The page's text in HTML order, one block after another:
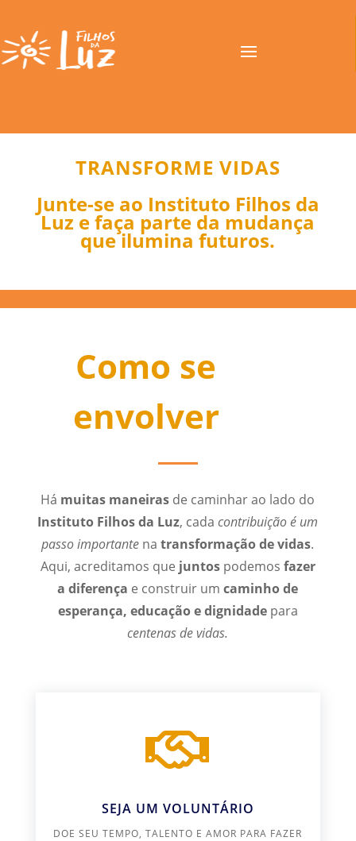
TRANSFORME VIDAS
Junte-se ao Instituto Filhos da
Luz e faça parte da mudança
que ilumina futuros.
Como se
envolver
Há muitas maneiras de caminhar ao lado do
Instituto Filhos da Luz, cadacontribuição é um
passo importante natransformação de vidas.
Aqui, acreditamos que juntospodemos fazer
a diferença e construir umcaminho de
esperança, educação e dignidadepara
centenas de vidas.

SEJA UM VOLUNTÁRIO
DOE SEU TEMPO, TALENTO E AMOR PARA FAZER